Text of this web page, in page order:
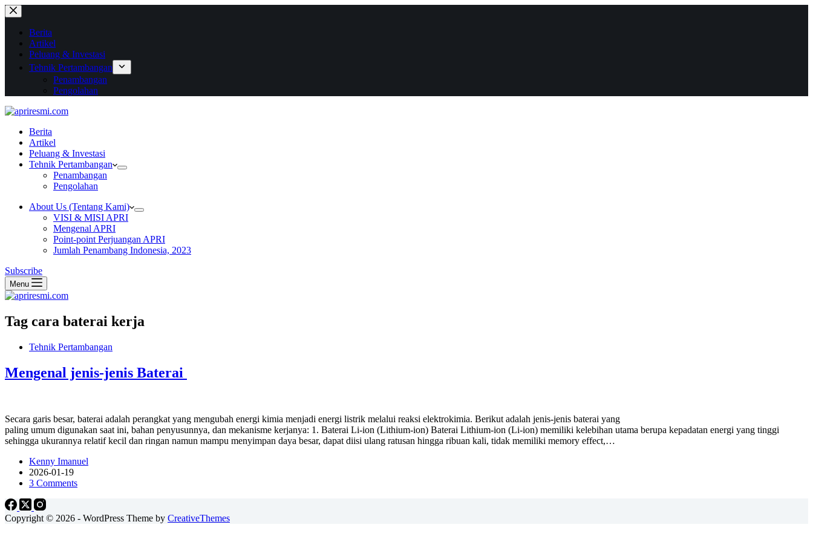
Berita
Artikel
Peluang & Investasi
Tehnik Pertambangan
Penambangan
Pengolahan
Berita
Artikel
Peluang & Investasi
Tehnik Pertambangan
Penambangan
Pengolahan
About Us (Tentang Kami)
VISI & MISI APRI
Mengenal APRI
Point-point Perjuangan APRI
Jumlah Penambang Indonesia, 2023
Subscribe
Menu
Tag cara baterai kerja
Tehnik Pertambangan
Mengenal jenis-jenis Baterai
Secara garis besar, baterai adalah perangkat yang mengubah energi kimia menjadi energi listrik melalui reaksi elektrokimia. Berikut adalah jenis-jenis baterai yang
paling umum digunakan saat ini, bahan penyusunnya, dan mekanisme kerjanya: 1. Baterai Li-ion (Lithium-ion) Baterai Lithium-ion (Li-ion) memiliki kelebihan utama berupa kepadatan energi yang tinggi
sehingga ukurannya relatif kecil dan ringan namun mampu menyimpan daya besar, dapat diisi ulang ratusan hingga ribuan kali, tidak memiliki memory effect,…
Kenny Imanuel
2026-01-19
3 Comments
Copyright © 2026 - WordPress Theme by CreativeThemes